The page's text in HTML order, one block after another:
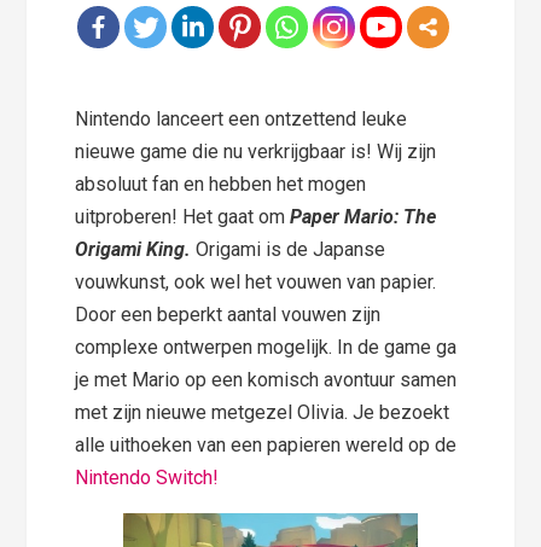
Nintendo lanceert een ontzettend leuke
nieuwe game die nu verkrijgbaar is! Wij zijn
absoluut fan en hebben het mogen
uitproberen! Het gaat omPaper Mario: The
Origami King.Origami is de Japanse
vouwkunst, ook wel het vouwen van papier.
Door een beperkt aantal vouwen zijn
complexe ontwerpen mogelijk. In de game ga
je met Mario op een komisch avontuur samen
met zijn nieuwe metgezel Olivia. Je bezoekt
alle uithoeken van een papieren wereld op de
Nintendo Switch!